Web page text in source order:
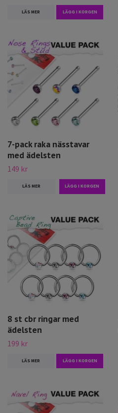
LÄS MER LÄGG I KORGEN
7-pack raka nässtavar
med ädelsten
149 kr
LÄS MER
8 st cbr ringar med
ädelsten
199 kr
LÄS MER LÄGG I KORGEN